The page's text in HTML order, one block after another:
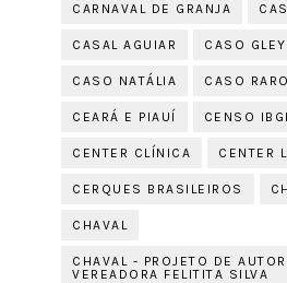
CARNAVAL DE GRANJA
CASAL AGUIAR CASO
CASO NATÁLIA CASO RARO
CEARÁ E PIAUÍ CENSO
CENTER CLÍNICA CENTER
CERQUES BRASILEIROS
CHAVAL
CHAVAL - PROJETO DE
VEREADORA FELITITA SILVA